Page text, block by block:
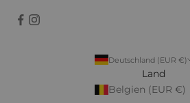
Deutschland (EUR €)
Land
Belgien (EUR €)